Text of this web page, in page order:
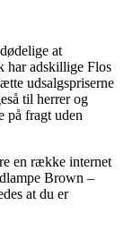
at
har adskillige Flos
udsalgspriserne
til herrer og
på fragt uden
en række internet
Brown –
at du er